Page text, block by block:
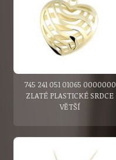
745 241 051 01065 0000000
ZLATÉ PLASTICKÉ SRDCE
VĚTŠÍ